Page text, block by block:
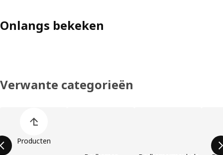
Onlangs bekeken
Verwante categorieën
Producten